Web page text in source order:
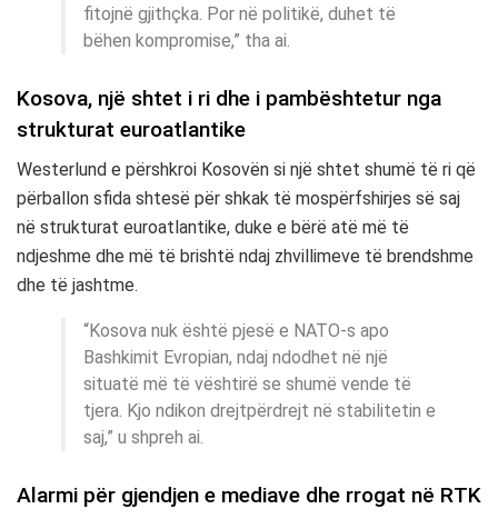
fitojnë gjithçka. Por në politikë, duhet të
bëhen kompromise,” tha ai.
Kosova, një shtet i ri dhe i pambështetur nga
strukturat euroatlantike
Westerlund e përshkroi Kosovën si një shtet shumë të ri që
përballon sfida shtesë për shkak të mospërfshirjes së saj
në strukturat euroatlantike, duke e bërë atë më të
ndjeshme dhe më të brishtë ndaj zhvillimeve të brendshme
dhe të jashtme.
“Kosova nuk është pjesë e NATO-s apo
Bashkimit Evropian, ndaj ndodhet në një
situatë më të vështirë se shumë vende të
tjera. Kjo ndikon drejtpërdrejt në stabilitetin e
saj,” u shpreh ai.
Alarmi për gjendjen e mediave dhe rrogat në RTK